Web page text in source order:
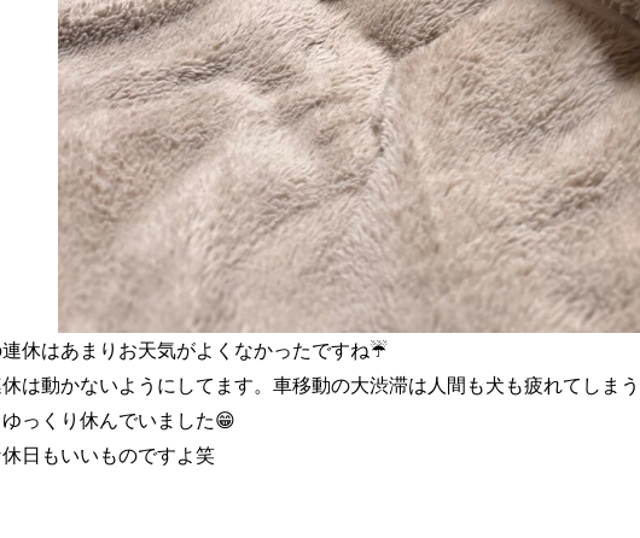
休はあまりお天気がよくなかったですね☔️
は動かないようにしてます。車移動の大渋滞は人間も犬も疲れてしま
っくり休んでいました😁
日もいいものですよ笑